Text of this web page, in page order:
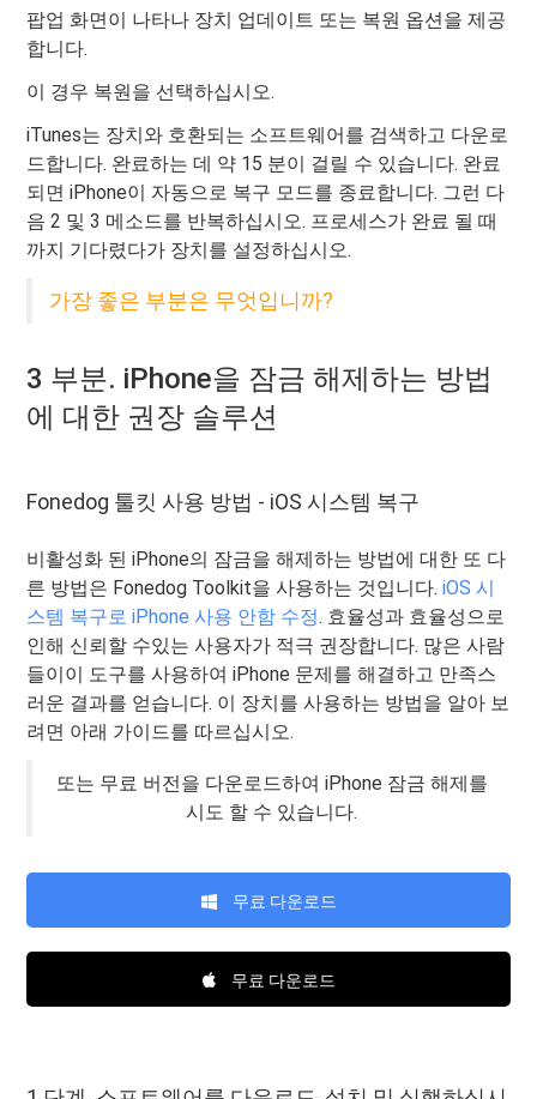
팝업 화면이 나타나 장치 업데이트 또는 복원 옵션을 제공
합니다.
이 경우 복원을 선택하십시오.
iTunes는 장치와 호환되는 소프트웨어를 검색하고 다운로
드합니다. 완료하는 데 약 15 분이 걸릴 수 있습니다. 완료
되면 iPhone이 자동으로 복구 모드를 종료합니다. 그런 다
음 2 및 3 메소드를 반복하십시오. 프로세스가 완료 될 때
까지 기다렸다가 장치를 설정하십시오.
가장 좋은 부분은 무엇입니까?
3 부분. iPhone을 잠금 해제하는 방법
에 대한 권장 솔루션
Fonedog 툴킷 사용 방법 - iOS 시스템 복구
비활성화 된 iPhone의 잠금을 해제하는 방법에 대한 또 다
른 방법은 Fonedog Toolkit을 사용하는 것입니다.iOS 시
스템 복구로 iPhone 사용 안함 수정. 효율성과 효율성으로
인해 신뢰할 수있는 사용자가 적극 권장합니다. 많은 사람
들이이 도구를 사용하여 iPhone 문제를 해결하고 만족스
러운 결과를 얻습니다. 이 장치를 사용하는 방법을 알아 보
려면 아래 가이드를 따르십시오.
또는 무료 버전을 다운로드하여 iPhone 잠금 해제를
시도 할 수 있습니다.
무료 다운로드
무료 다운로드